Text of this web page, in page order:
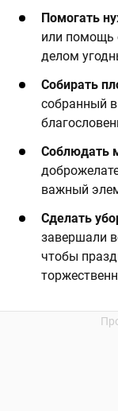
Помогать
или помощь
делом
Собирать
собранный в
Соблюдать
важный
Сделать
завершали
чтобы